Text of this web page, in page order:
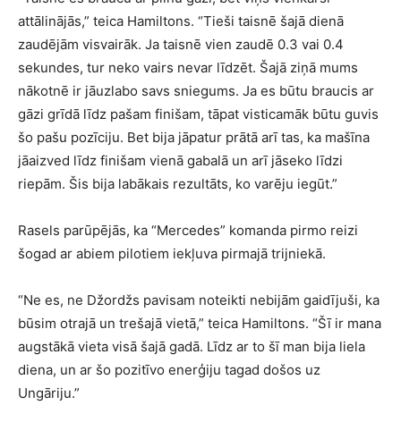
attālinājās,” teica Hamiltons. “Tieši taisnē šajā dienā
zaudējām visvairāk. Ja taisnē vien zaudē 0.3 vai 0.4
sekundes, tur neko vairs nevar līdzēt. Šajā ziņā mums
nākotnē ir jāuzlabo savs sniegums. Ja es būtu braucis ar
gāzi grīdā līdz pašam finišam, tāpat visticamāk būtu guvis
šo pašu pozīciju. Bet bija jāpatur prātā arī tas, ka mašīna
jāaizved līdz finišam vienā gabalā un arī jāseko līdzi
riepām. Šis bija labākais rezultāts, ko varēju iegūt.”
Rasels parūpējās, ka “Mercedes” komanda pirmo reizi
šogad ar abiem pilotiem iekļuva pirmajā trijniekā.
“Ne es, ne Džordžs pavisam noteikti nebijām gaidījuši, ka
būsim otrajā un trešajā vietā,” teica Hamiltons. “Šī ir mana
augstākā vieta visā šajā gadā. Līdz ar to šī man bija liela
diena, un ar šo pozitīvo enerģiju tagad došos uz
Ungāriju.”